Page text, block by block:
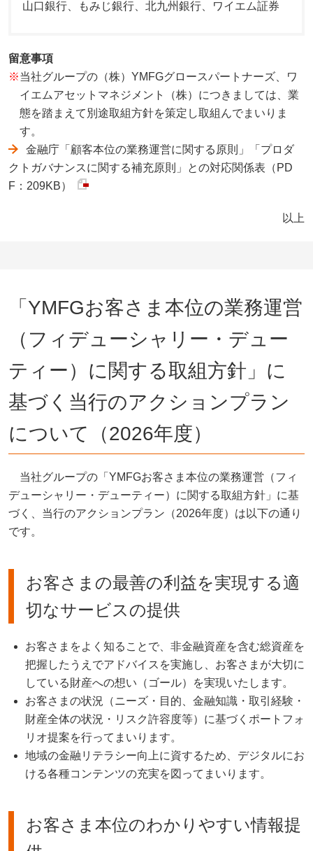
山口銀行、もみじ銀行、北九州銀行、ワイエム証券
留意事項
※当社グループの（株）YMFGグロースパートナーズ、ワ
イエムアセットマネジメント（株）につきましては、業
態を踏まえて別途取組方針を策定し取組んでまいりま
す。
金融庁「顧客本位の業務運営に関する原則」「プロダ
クトガバナンスに関する補充原則」との対応関係表（PD
F：209KB）
以上
「YMFGお客さま本位の業務運営
（フィデューシャリー・デュー
ティー）に関する取組方針」に
基づく当行のアクションプラン
について（2026年度）
当社グループの「YMFGお客さま本位の業務運営（フィ
デューシャリー・デューティー）に関する取組方針」に基
づく、当行のアクションプラン（2026年度）は以下の通り
です。
お客さまの最善の利益を実現する適
切なサービスの提供
お客さまをよく知ることで、非金融資産を含む総資産を
把握したうえでアドバイスを実施し、お客さまが大切に
している財産への想い（ゴール）を実現いたします。
お客さまの状況（ニーズ・⽬的、⾦融知識・取引経験・
財産全体の状況・リスク許容度等）に基づくポートフォ
リオ提案を行ってまいります。
地域の金融リテラシー向上に資するため、デジタルにお
ける各種コンテンツの充実を図ってまいります。
お客さま本位のわかりやすい情報提